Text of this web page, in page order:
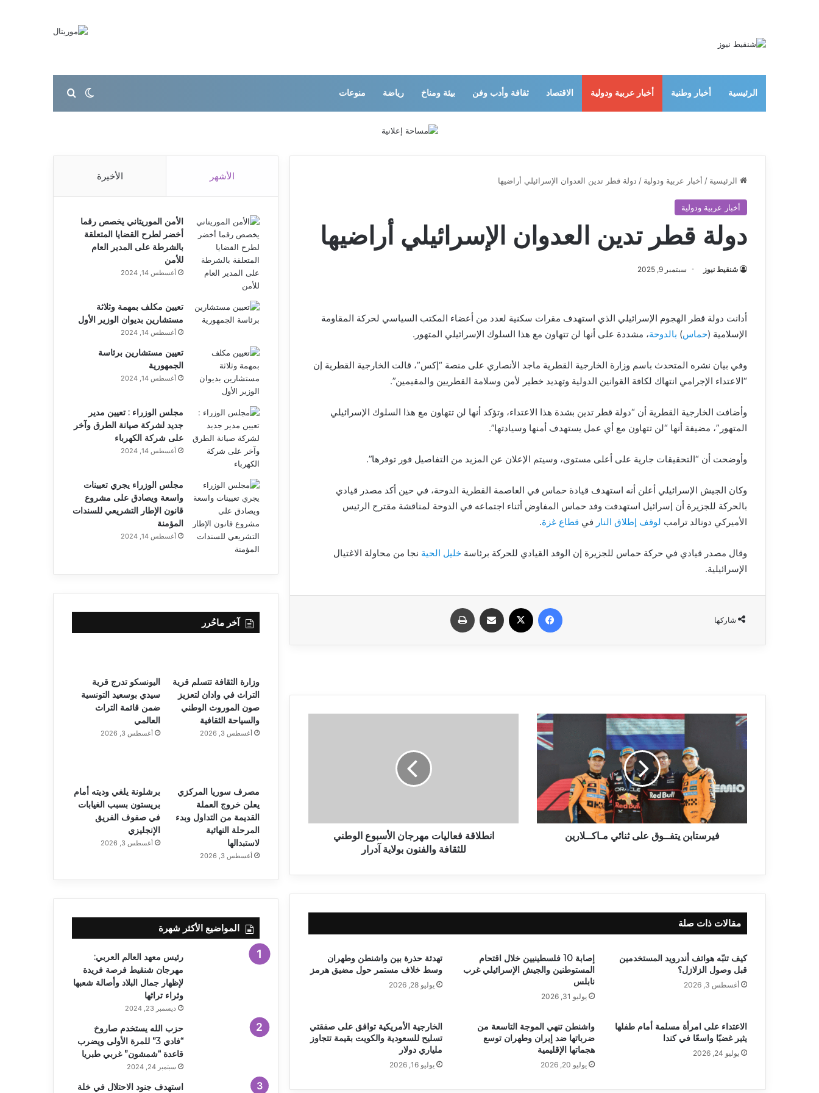
الرئيسية أخبار وطنية أخبار عربية ودولية الاقتصاد ثقافة وأدب وفن بيئة ومناخ رياضة منوعات الوضع المظلم
بحث عن
الرئيسية / أخبار عربية ودولية / دولة قطر تدين العدوان الإسرائيلي أراضيها
أخبار عربية ودولية
دولة قطر تدين العدوان الإسرائيلي أراضيها
شنقيط نيوز سبتمبر 9, 2025
أدانت دولة قطر الهجوم الإسرائيلي الذي استهدف مقرات سكنية لعدد من أعضاء المكتب السياسي لحركة المقاومة
الإسلامية (حماس) بالدوحة، مشددة على أنها لن تتهاون مع هذا السلوك الإسرائيلي المتهور.
وفي بيان نشره المتحدث باسم وزارة الخارجية القطرية ماجد الأنصاري على منصة “إكس”، قالت الخارجية القطرية إن
“الاعتداء الإجرامي انتهاك لكافة القوانين الدولية وتهديد خطير لأمن وسلامة القطريين والمقيمين”.
وأضافت الخارجية القطرية أن “دولة قطر تدين بشدة هذا الاعتداء، وتؤكد أنها لن تتهاون مع هذا السلوك الإسرائيلي
المتهور”، مضيفة أنها “لن تتهاون مع أي عمل يستهدف أمنها وسيادتها”.
وأوضحت أن “التحقيقات جارية على أعلى مستوى، وسيتم الإعلان عن المزيد من التفاصيل فور توفرها”.
وكان الجيش الإسرائيلي أعلن أنه استهدف قيادة حماس في العاصمة القطرية الدوحة، في حين أكد مصدر قيادي
بالحركة للجزيرة أن إسرائيل استهدفت وفد حماس المفاوض أثناء اجتماعه في الدوحة لمناقشة مقترح الرئيس
الأميركي دونالد ترامب لوقف إطلاق النار في قطاع غزة.
وقال مصدر قيادي في حركة حماس للجزيرة إن الوفد القيادي للحركة برئاسة خليل الحية نجا من محاولة الاغتيال
الإسرائيلية.
شاركها
فيسبوك مشاركة عبر البريد
فيرستابن يتفــوق على ثنائي مـاكــلارين
انطلاقة فعاليات مهرجان الأسبوع الوطني
للثقافة والفنون بولاية آدرار
مقالات ذات صلة
كيف تنبّه هواتف أندرويد المستخدمين
قبل وصول الزلازل؟
أغسطس 3, 2026
إصابة 10 فلسطينيين خلال اقتحام
المستوطنين والجيش الإسرائيلي غرب
نابلس
يوليو 31, 2026
تهدئة حذرة بين واشنطن وطهران
وسط خلاف مستمر حول مضيق هرمز
يوليو 28, 2026
الاعتداء على امرأة مسلمة أمام طفلها
يثير غضبًا واسعًا في كندا
يوليو 24, 2026
واشنطن تنهي الموجة التاسعة من
ضرباتها ضد إيران وطهران توسع
هجماتها الإقليمية
يوليو 20, 2026
الخارجية الأمريكية توافق على صفقتي
تسليح للسعودية والكويت بقيمة تتجاوز
ملياري دولار
يوليو 16, 2026
الأشهر الأخيرة
الأمن الموريتاني يخصص رقما
أخضر لطرح القضايا المتعلقة
بالشرطة على المدير العام
للأمن
أغسطس 14, 2024
تعيين مكلف بمهمة وثلاثة
مستشارين بديوان الوزير الأول
أغسطس 14, 2024
تعيين مستشارين برئاسة
الجمهورية
أغسطس 14, 2024
مجلس الوزراء : تعيين مدير
جديد لشركة صيانة الطرق وآخر
على شركة الكهرباء
أغسطس 14, 2024
مجلس الوزراء يجري تعيينات
واسعة ويصادق على مشروع
قانون الإطار التشريعي للسندات
المؤمنة
أغسطس 14, 2024
آخر ماحُرر
وزارة الثقافة تتسلم قرية
التراث في وادان لتعزيز
صون الموروث الوطني
والسياحة الثقافية
أغسطس 3, 2026
اليونسكو تدرج قرية
سيدي بوسعيد التونسية
ضمن قائمة التراث
العالمي
أغسطس 3, 2026
مصرف سوريا المركزي
يعلن خروج العملة
القديمة من التداول وبدء
المرحلة النهائية
لاستبدالها
أغسطس 3, 2026
برشلونة يلغي وديته أمام
بريستون بسبب الغيابات
في صفوف الفريق
الإنجليزي
أغسطس 3, 2026
المواضيع الأكثر شهرة
رئيس معهد العالم العربي:
مهرجان شنقيط فرصة فريدة
لإظهار جمال البلاد وأصالة شعبها
وثراء تراثها
ديسمبر 23, 2024
حزب الله يستخدم صاروخ
“فادي 3” للمرة الأولى ويضرب
قاعدة “شمشون” غربي طبريا
سبتمبر 24, 2024
استهدف جنود الاحتلال في خلة